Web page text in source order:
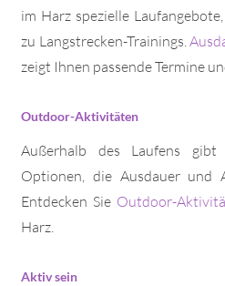
im Harz spezielle
zu Langstrecken-Trainings.
zeigt Ihnen passende Termine
Outdoor-Aktivitäten
Außerhalb des Laufens
Optionen, die Ausdauer und
Entdecken Sie Outdoor-
Harz.
Aktiv sein